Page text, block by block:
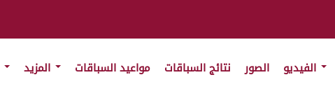
الصور نتائج السباقات مواعيد السباقات